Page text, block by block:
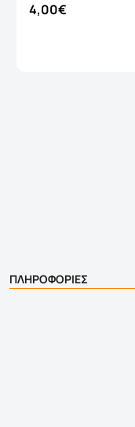
4,00€
ΠΛΗΡΟΦΟΡΙΕΣ